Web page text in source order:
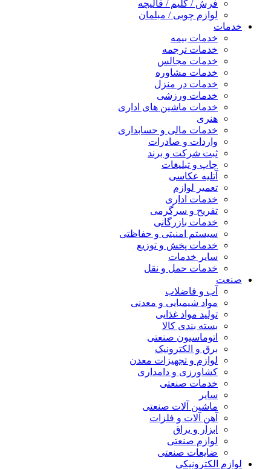
فرش / گلیم / قالیچه
لوازم چوبی / مبلمان
خدمات
خدمات بیمه
خدمات ترجمه
خدمات مجالس
خدمات مشاوره
خدمات در منزل
خدمات ورزشی
خدمات ماشین های اداری
هنری
خدمات مالی و حسابداری
واردات و صادرات
ثبت شرکت و برند
چاپ و تبلیغات
آتلیه عکاسی
تعمیر لوازم
خدمات اداری
تفریح و سرگرمی
خدمات بازرگانی
سیستم امنیتی و حفاظتی
خدمات پخش و توزیع
سایر خدمات
خدمات حمل و نقل
صنعت
آب و فاضلاب
مواد شیمیایی و معدنی
تولید مواد غذایی
بسته بندی کالا
اتوماسیون صنعتی
برق و الکترونیک
لوازم و تجهیزات معدن
کشاورزی و دامداری
خدمات صنعتی
سایر
ماشین آلات صنعتی
آهن آلات و فلزات
ابزار و یراق
لوازم صنعتی
ضایعات صنعتی
لوازم الکترونیکی